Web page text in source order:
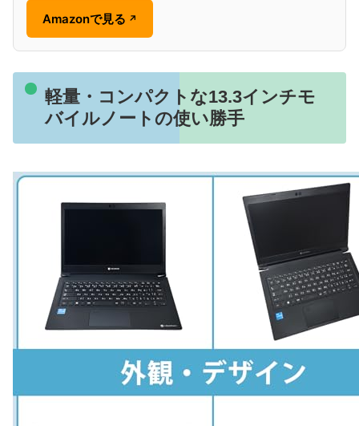
Amazonで見る ↗
軽量・コンパクトな13.3インチモ
バイルノートの使い勝手